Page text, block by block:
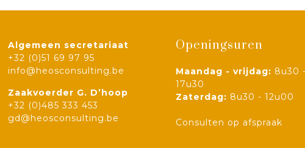
Algemeen secretariaat
+32 (0)51 69 97 95
info@heosconsulting.be
Zaakvoerder G. D’hoop
+32 (0)485 333 453
gd@heosconsulting.be
Openingsuren
Maandag - vrijdag: 8u30 -
17u30
Zaterdag: 8u30 - 12u00
Consulten op afspraak